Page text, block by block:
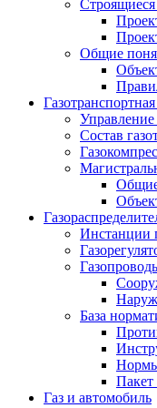
Общие
Управление
Состав
Общие
Инстанции
База
Пакет
Газ и автомобиль